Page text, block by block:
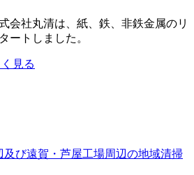
会社丸清は、紙、鉄、非鉄金属のリ
ートしました。
見る
及び遠賀・芦屋工場周辺の地域清掃